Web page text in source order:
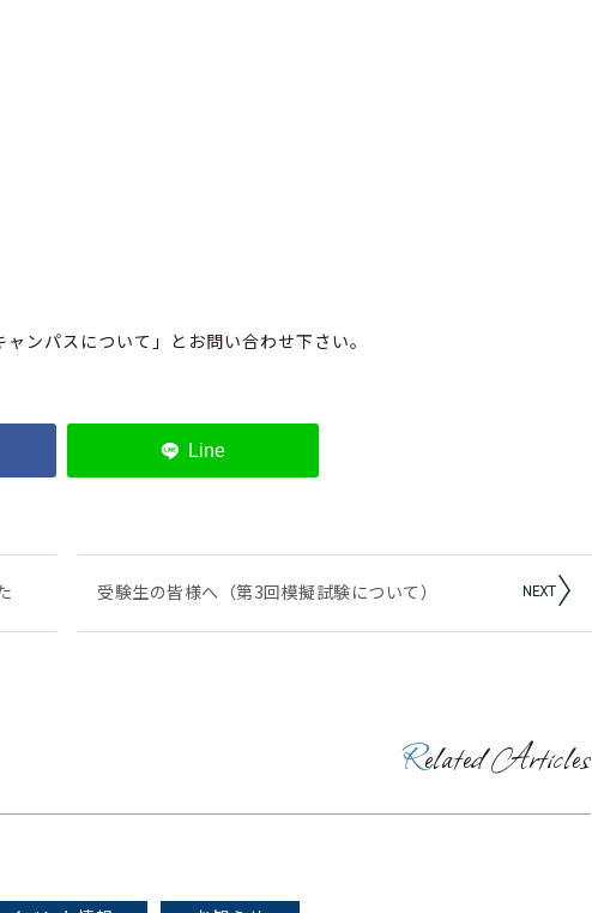
ンパスについて」とお問い合わせ下さい。
受験生の皆様へ（第3回模擬試験について）
Related Articles